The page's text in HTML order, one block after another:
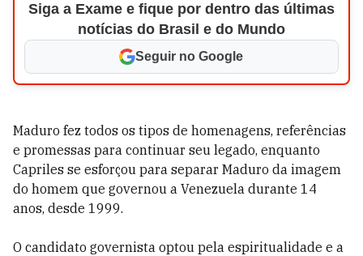
Siga a Exame e fique por dentro das últimas
notícias do Brasil e do Mundo
Seguir no Google
Maduro fez todos os tipos de homenagens, referências
e promessas para continuar seu legado, enquanto
Capriles se esforçou para separar Maduro da imagem
do homem que governou a Venezuela durante 14
anos, desde 1999.
O candidato governista optou pela espiritualidade e a